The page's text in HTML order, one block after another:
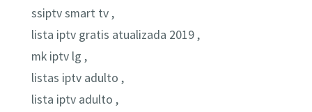
ssiptv smart tv ,
lista iptv gratis atualizada 2019 ,
mk iptv lg ,
listas iptv adulto ,
lista iptv adulto ,